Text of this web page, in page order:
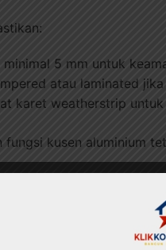
5 mm untuk
atau laminated
karet weatherstrip
fungsi kusen aluminium
dan Garansi
Sebaiknya: